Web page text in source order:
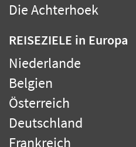
Die Achterhoek
REISEZIELE in Europa
Niederlande
Belgien
Österreich
Deutschland
Frankreich